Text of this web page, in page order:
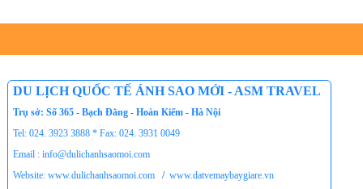
DU LỊCH QUỐC TẾ ÁNH SAO MỚI - ASM TRAVEL
Trụ sở: Số 365 - Bạch Đằng - Hoàn Kiếm - Hà Nội
Tel: 024. 3923 3888 * Fax: 024. 3931 0049
Email : info@dulichanhsaomoi.com
Website: www.dulichanhsaomoi.com
/ www.datvemaybaygiare.vn